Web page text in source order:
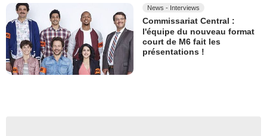
News - Interviews
Commissariat Central :
l'équipe du nouveau format
court de M6 fait les
présentations !